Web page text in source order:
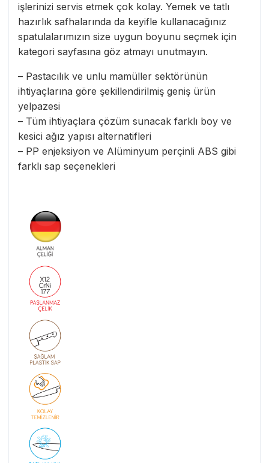
işlerinizi servis etmek çok kolay. Yemek ve tatlı
hazırlık safhalarında da keyifle kullanacağınız
spatulalarımızın size uygun boyunu seçmek için
kategori sayfasına göz atmayı unutmayın.
– Pastacılık ve unlu mamüller sektörünün
ihtiyaçlarına göre şekillendirilmiş geniş ürün
yelpazesi
– Tüm ihtiyaçlara çözüm sunacak farklı boy ve
kesici ağız yapısı alternatifleri
– PP enjeksiyon ve Alüminyum perçinli ABS gibi
farklı sap seçenekleri